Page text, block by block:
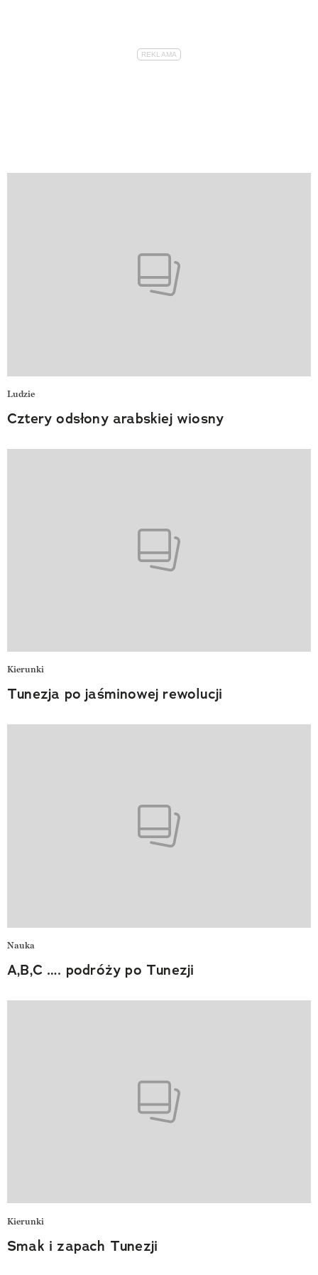
Ludzie
Cztery odsłony arabskiej wiosny
Kierunki
Tunezja po jaśminowej rewolucji
Nauka
A,B,C …. podróży po Tunezji
Kierunki
Smak i zapach Tunezji